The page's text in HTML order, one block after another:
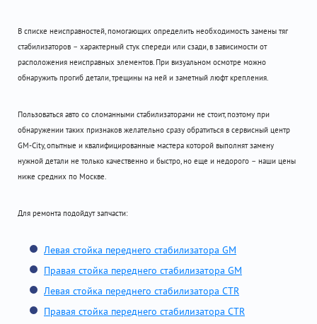
В списке неисправностей, помогающих определить необходимость замены тяг
стабилизаторов – характерный стук спереди или сзади, в зависимости от
расположения неисправных элементов. При визуальном осмотре можно
обнаружить прогиб детали, трещины на ней и заметный люфт крепления.
Пользоваться авто со сломанными стабилизаторами не стоит, поэтому при
обнаружении таких признаков желательно сразу обратиться в сервисный центр
GM-City, опытные и квалифицированные мастера которой выполнят замену
нужной детали не только качественно и быстро, но еще и недорого – наши цены
ниже средних по Москве.
Для ремонта подойдут запчасти:
Левая стойка переднего стабилизатора GM
Правая стойка переднего стабилизатора GM
Левая стойка переднего стабилизатора CTR
Правая стойка переднего стабилизатора CTR